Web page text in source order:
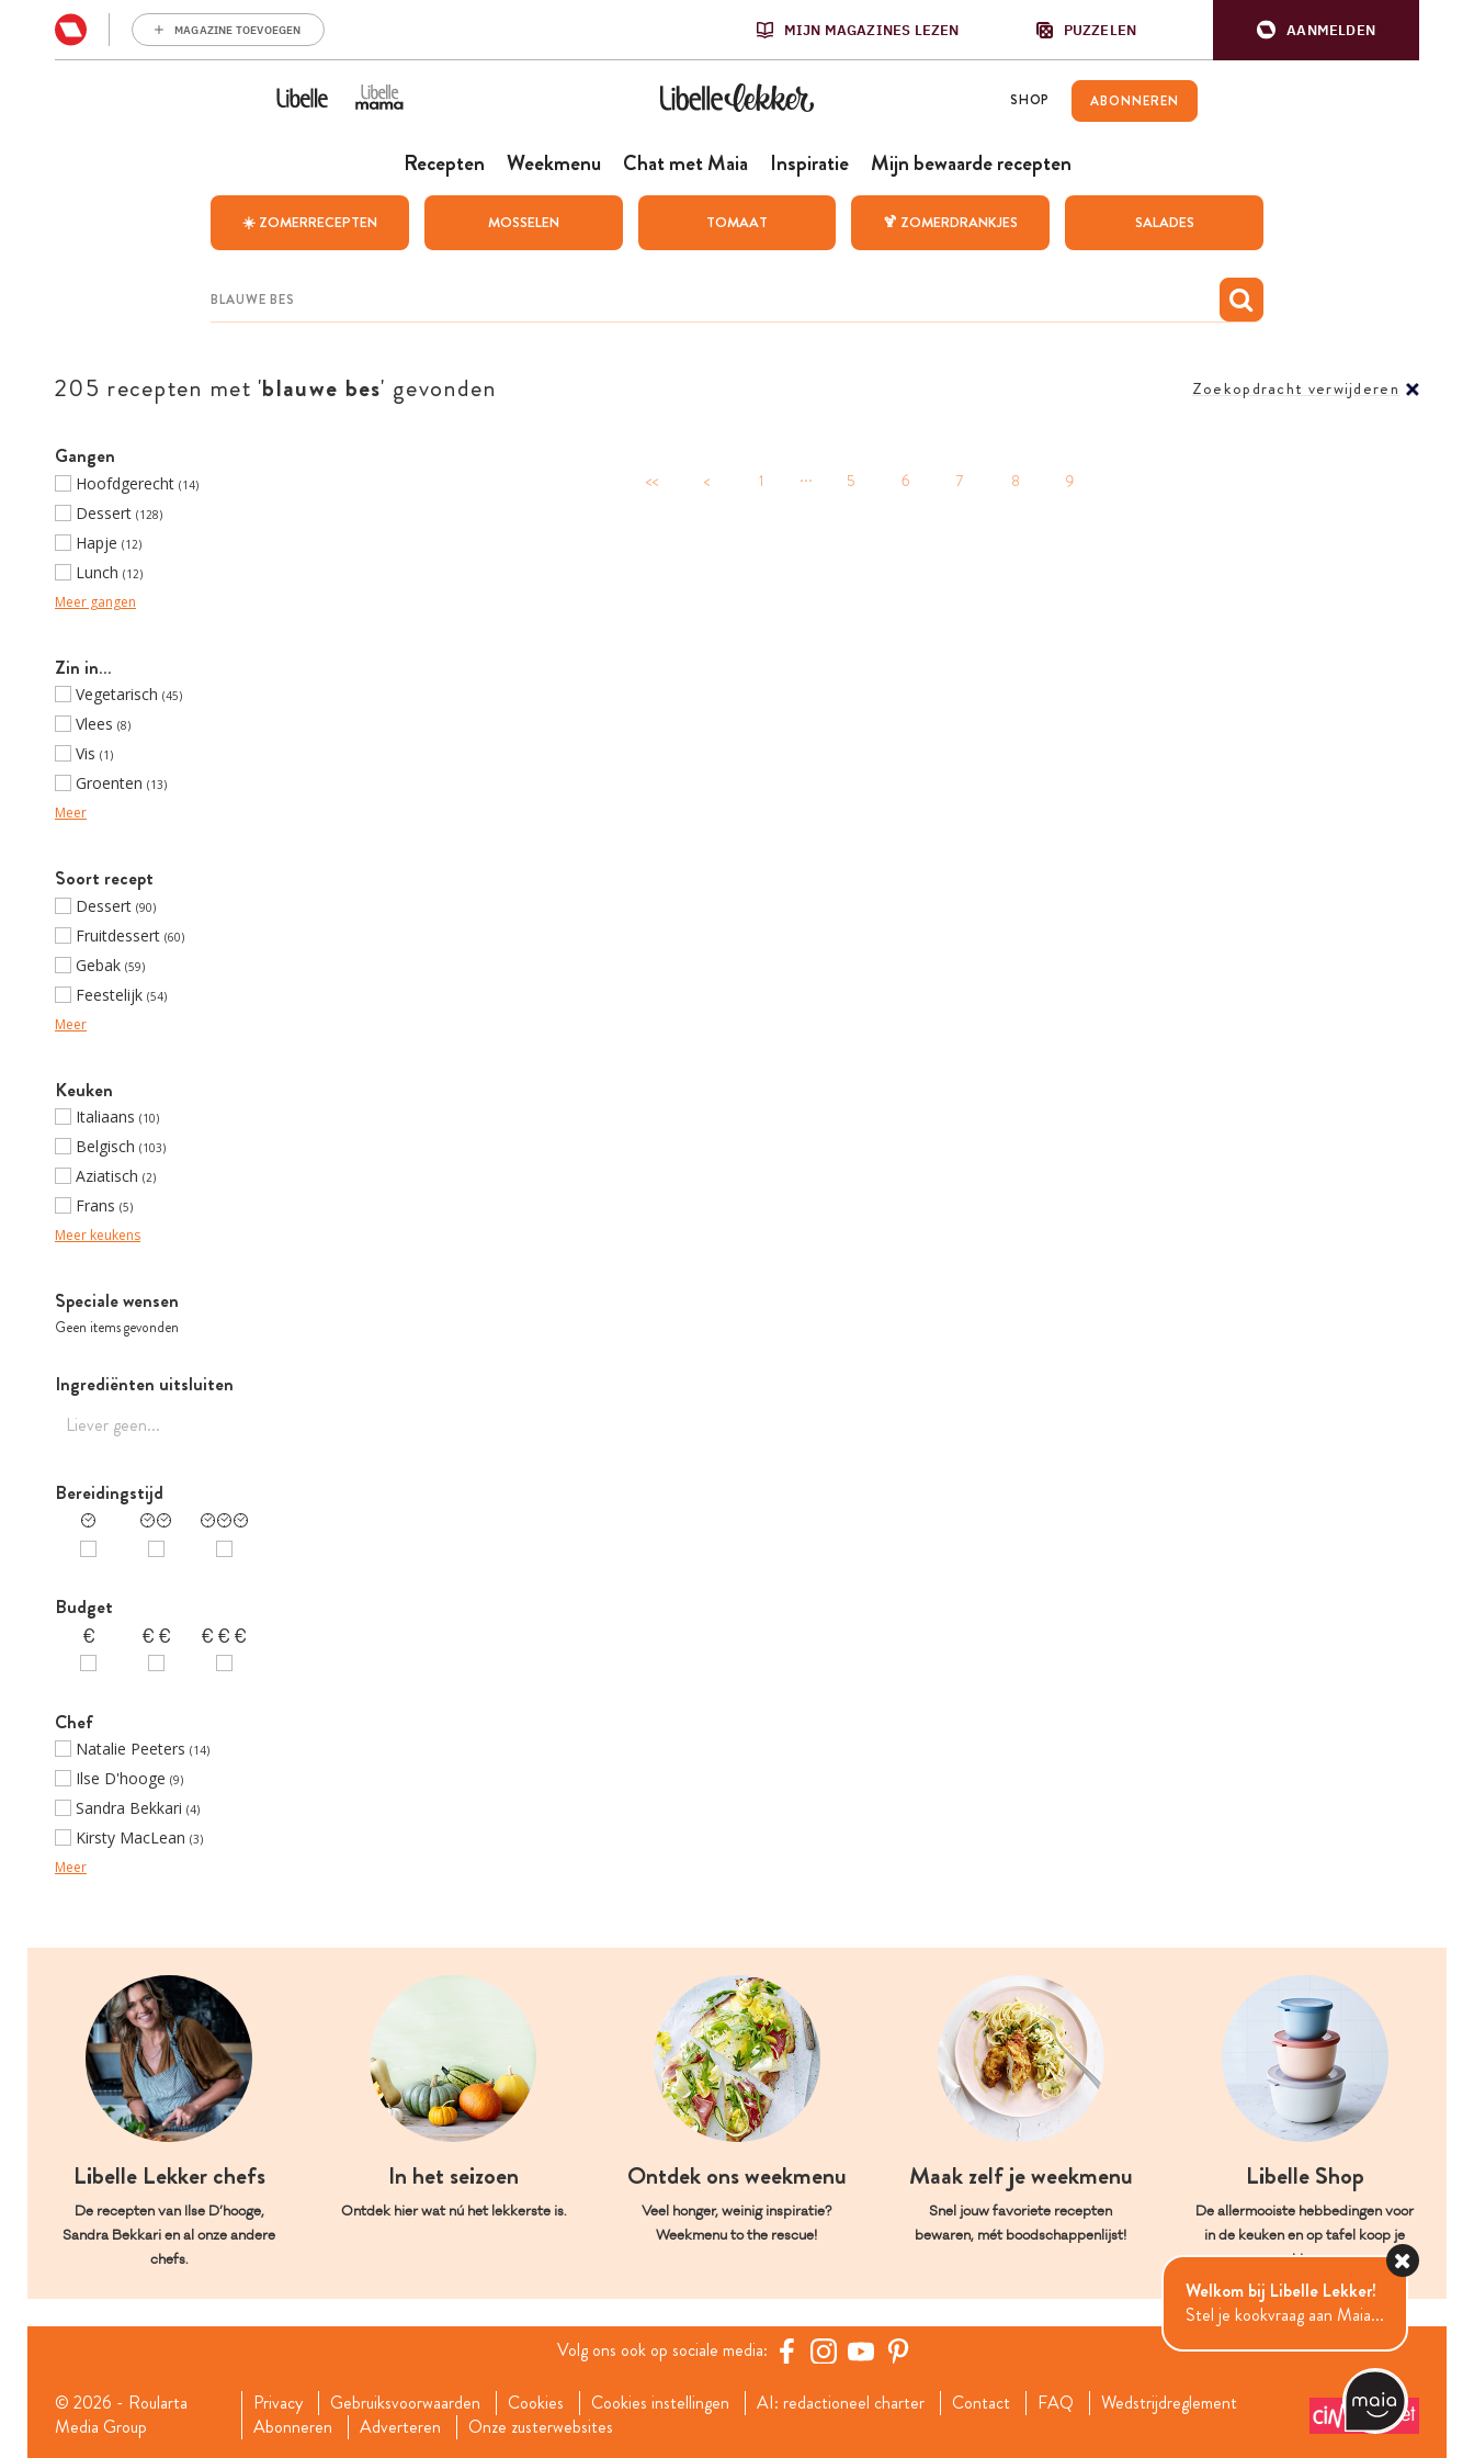
MAGAZINE TOEVOEGEN MIJN MAGAZINES LEZEN PUZZELEN AANMELDEN
SHOP ABONNEREN
Recepten Weekmenu Chat met Maia Inspiratie Mijn bewaarde recepten
☀️ ZOMERRECEPTEN MOSSELEN TOMAAT 🍹 ZOMERDRANKJES SALADES
205 recepten met 'blauwe bes' gevonden Zoekopdracht verwijderen
Gangen
Hoofdgerecht (14)
Dessert (128)
Hapje (12)
Lunch (12)
Meer gangen
Zin in…
Vegetarisch (45)
Vlees (8)
Vis (1)
Groenten (13)
Meer
Soort recept
Dessert (90)
Fruitdessert (60)
Gebak (59)
Feestelijk (54)
Meer
Keuken
Italiaans (10)
Belgisch (103)
Aziatisch (2)
Frans (5)
Meer keukens
Speciale wensen
Geen items gevonden
Ingrediënten uitsluiten
Bereidingstijd
Budget
Chef
Natalie Peeters (14)
Ilse D'hooge (9)
Sandra Bekkari (4)
Kirsty MacLean (3)
Meer
<< < 1 ... 5 6 7 8 9
Libelle Lekker chefs
De recepten van Ilse D’hooge,
Sandra Bekkari en al onze andere
chefs.
In het seizoen
Ontdek hier wat nú het lekkerste is.
Ontdek ons weekmenu
Veel honger, weinig inspiratie?
Weekmenu to the rescue!
Maak zelf je weekmenu
Snel jouw favoriete recepten
bewaren, mét boodschappenlijst!
Libelle Shop
De allermooiste hebbedingen voor
in de keuken en op tafel koop je
hier.
Volg ons ook op sociale media:
© 2026 - Roularta
Media Group
Privacy Gebruiksvoorwaarden Cookies Cookies instellingen AI: redactioneel charter Contact FAQ
Wedstrijdreglement
Abonneren
Adverteren Onze zusterwebsites
Welkom bij Libelle Lekker!
Stel je kookvraag aan Maia...